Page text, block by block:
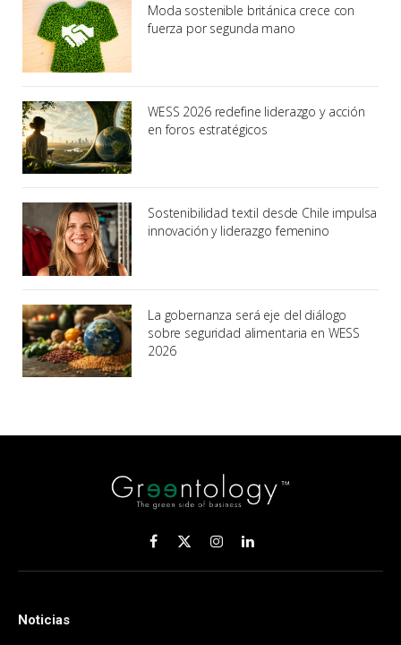
Moda sostenible británica crece con
fuerza por segunda mano
WESS 2026 redefine liderazgo y acción
en foros estratégicos
Sostenibilidad textil desde Chile impulsa
innovación y liderazgo femenino
La gobernanza será eje del diálogo
sobre seguridad alimentaria en WESS
2026
Facebook
X
(Twitter)
InstagramLinkedIn
Noticias